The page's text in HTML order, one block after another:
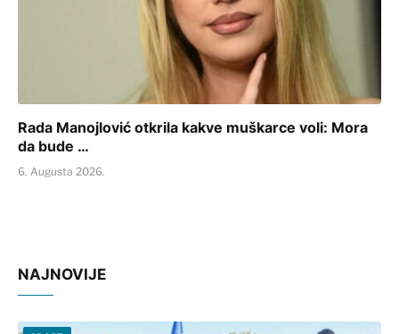
Rada Manojlović otkrila kakve muškarce voli: Mora
da bude …
6. Augusta 2026.
NAJNOVIJE